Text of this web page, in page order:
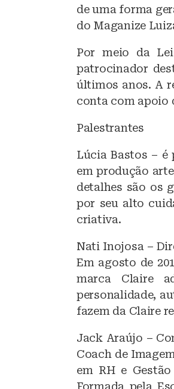
de uma forma
do Maganize
Por meio da
patrocinador
últimos anos. A
conta com apoio
Palestrantes
Lúcia Bastos – é
em produção
detalhes são os
por seu alto
criativa.
Nati Inojosa –
Em agosto de
marca Claire
personalidade,
fazem da Claire
Jack Araújo –
Coach de
em RH e
Formada pela